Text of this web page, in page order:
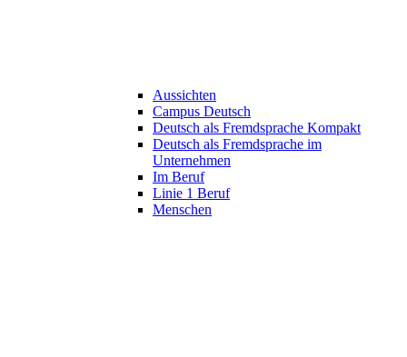
Aussichten
Campus Deutsch
Deutsch als Fremdsprache Kompakt
Deutsch als Fremdsprache im
Unternehmen
Im Beruf
Linie 1 Beruf
Menschen